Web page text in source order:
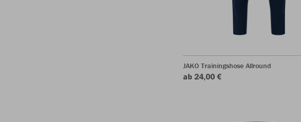
JAKO Trainingshose Allround
ab 24,00 €